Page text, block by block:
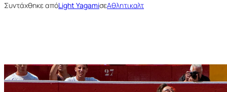
Συντάχθηκε απόLight YagamiσεΑθλητικαλτ